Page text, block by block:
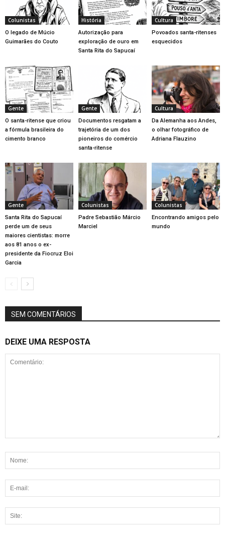
Colunistas
O legado de Múcio
Guimarães do Couto
História
Autorização para
exploração de ouro em
Santa Rita do Sapucaí
Cultura
Povoados santa-ritenses
esquecidos
Gente
O santa-ritense que criou
a fórmula brasileira do
cimento branco
Gente
Documentos resgatam a
trajetória de um dos
pioneiros do comércio
santa-ritense
Cultura
Da Alemanha aos Andes,
o olhar fotográfico de
Adriana Flauzino
Gente
Santa Rita do Sapucaí
perde um de seus
maiores cientistas: morre
aos 81 anos o ex-
presidente da Fiocruz Eloi
Garcia
Colunistas
Padre Sebastião Márcio
Marciel
Colunistas
Encontrando amigos pelo
mundo
SEM COMENTÁRIOS
DEIXE UMA RESPOSTA